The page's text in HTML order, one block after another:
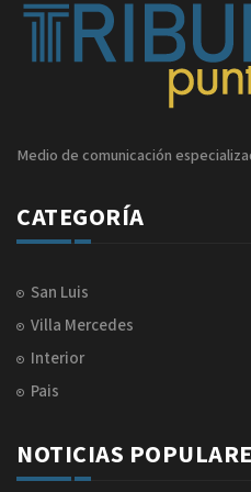
Medio de comunicación
CATEGORÍA
San Luis
Villa Mercedes
Interior
Pais
NOTICIAS